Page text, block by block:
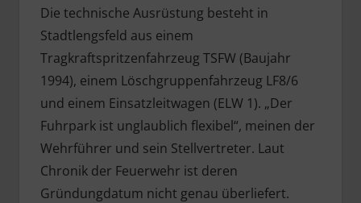
Die technische Ausrüstung besteht in
Stadtlengsfeld aus einem
Tragkraftspritzenfahrzeug TSFW (Baujahr
1994), einem Löschgruppenfahrzeug LF8/6
und einem Einsatzleitwagen (ELW 1). „Der
Fuhrpark ist unglaublich flexibel“, meinen der
Wehrführer und sein Stellvertreter. Laut
Chronik der Feuerwehr ist deren
Gründungdatum nicht genau überliefert.